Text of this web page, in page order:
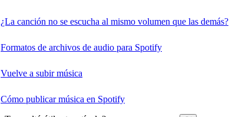
¿La canción no se escucha al mismo volumen que las demás?
Formatos de archivos de audio para Spotify
Vuelve a subir música
Cómo publicar música en Spotify